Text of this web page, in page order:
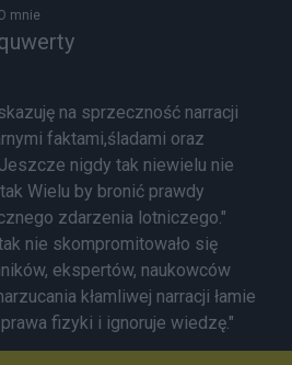
mnie
na sprzeczność narracji
faktami,śladami oraz
nigdy tak niewielu nie
Wielu by bronić prawdy
zdarzenia lotniczego."
nie skompromitowało się
ekspertów, naukowców
kłamliwej narracji łamie
fizyki i ignoruje wiedzę."